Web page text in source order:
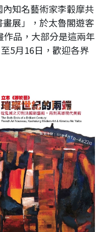
知名藝術家李轂摩共
展」，於太魯閣遊客
品，大部分是這兩年
5月16日，歡迎各界